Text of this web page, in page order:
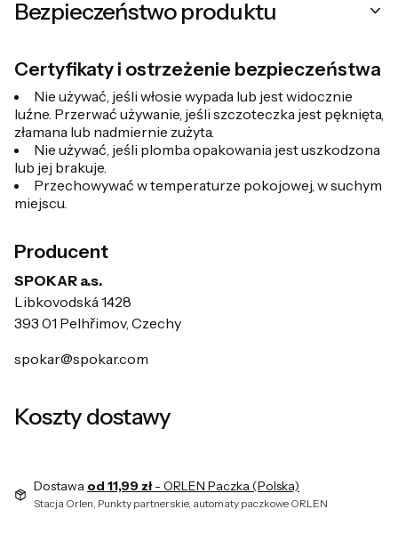
Bezpieczeństwo produktu
Certyfikaty i ostrzeżenie bezpieczeństwa
Nie używać, jeśli włosie wypada lub jest widocznie
luźne. Przerwać używanie, jeśli szczoteczka jest pęknięta,
złamana lub nadmiernie zużyta.
Nie używać, jeśli plomba opakowania jest uszkodzona
lub jej brakuje.
Przechowywać w temperaturze pokojowej, w suchym
miejscu.
Producent
SPOKAR a.s.
Libkovodská 1428
393 01 Pelhřimov, Czechy
spokar@spokar.com
Koszty dostawy
Dostawa od 11,99 zł- ORLEN Paczka (Polska)
Stacja Orlen, Punkty partnerskie, automaty paczkowe ORLEN